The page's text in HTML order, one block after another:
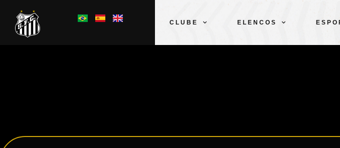
CLUBE ELENCOS